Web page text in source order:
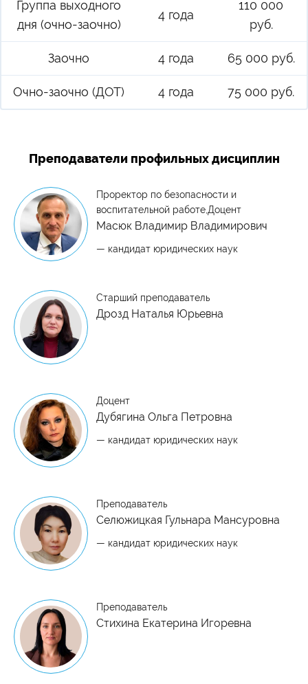
Группа выходного
дня (очно-заочно)
4 года
110 000
руб.
Заочно 4 года 65 000 руб.
Очно-заочно (ДОТ) 4 года 75 000 руб.
Преподаватели профильных дисциплин
Проректор по безопасности и
воспитательной работе,Доцент
Масюк Владимир Владимирович
— кандидат юридических наук
Старший преподаватель
Дрозд Наталья Юрьевна
Доцент
Дубягина Ольга Петровна
— кандидат юридических наук
Преподаватель
Селюжицкая Гульнара Мансуровна
— кандидат юридических наук
Преподаватель
Стихина Екатерина Игоревна